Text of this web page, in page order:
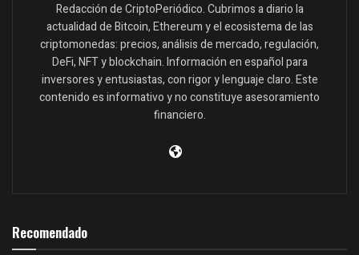
Redacción de CriptoPeriódico. Cubrimos a diario la
actualidad de Bitcoin, Ethereum y el ecosistema de las
criptomonedas: precios, análisis de mercado, regulación,
DeFi, NFT y blockchain. Información en español para
inversores y entusiastas, con rigor y lenguaje claro. Este
contenido es informativo y no constituye asesoramiento
financiero.
Recomendado